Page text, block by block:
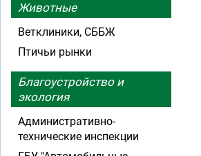
Животные
Ветклиники, СББЖ
Птичьи рынки
Благоустройство и
экология
Административно-
технические инспекции